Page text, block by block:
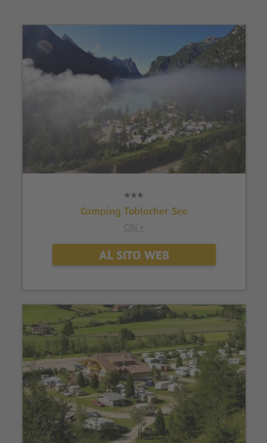
Camping Toblacher See
CIN +
AL SITO WEB